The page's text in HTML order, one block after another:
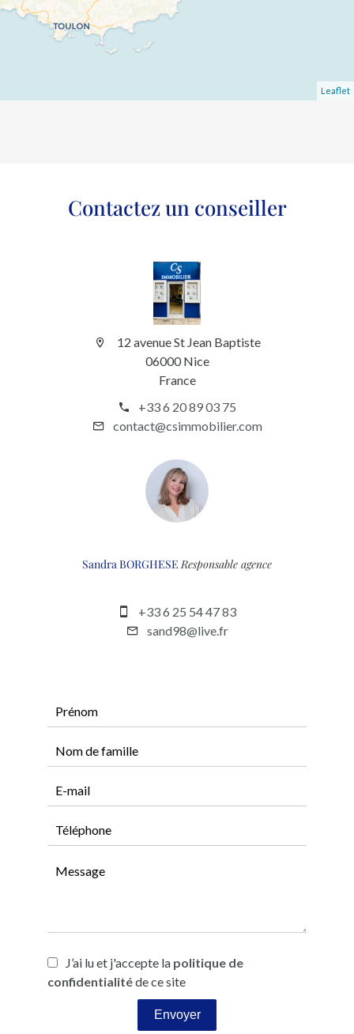
Leaflet
Contactez un conseiller
12 avenue St Jean Baptiste
06000 Nice
France
+33 6 20 89 03 75
contact@csimmobilier.com
Sandra BORGHESEResponsable agence
+33 6 25 54 47 83
sand98@live.fr
J’ai lu et j'accepte la politique de
confidentialitéde ce site
Envoyer